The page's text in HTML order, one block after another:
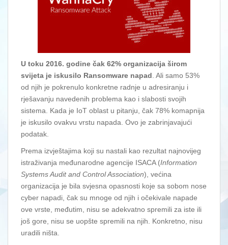
U toku 2016. godine čak 62% organizacija širom
svijeta je iskusilo Ransomware napad . Ali samo 53%
od njih je pokrenulo konkretne radnje u adresiranju i
rješavanju navedenih problema kao i slabosti svojih
sistema. Kada je IoT oblast u pitanju, čak 78% komapnija
je iskusilo ovakvu vrstu napada. Ovo je zabrinjavajući
podatak.
Prema izvještajima koji su nastali kao rezultat najnovijeg
istraživanja međunarodne agencije ISACA (Information
Systems Audit and Control Association), većina
organizacija je bila svjesna opasnosti koje sa sobom nose
cyber napadi, čak su mnoge od njih i očekivale napade
ove vrste, međutim, nisu se adekvatno spremili za iste ili
još gore, nisu se uopšte spremili na njih. Konkretno, nisu
uradili ništa.